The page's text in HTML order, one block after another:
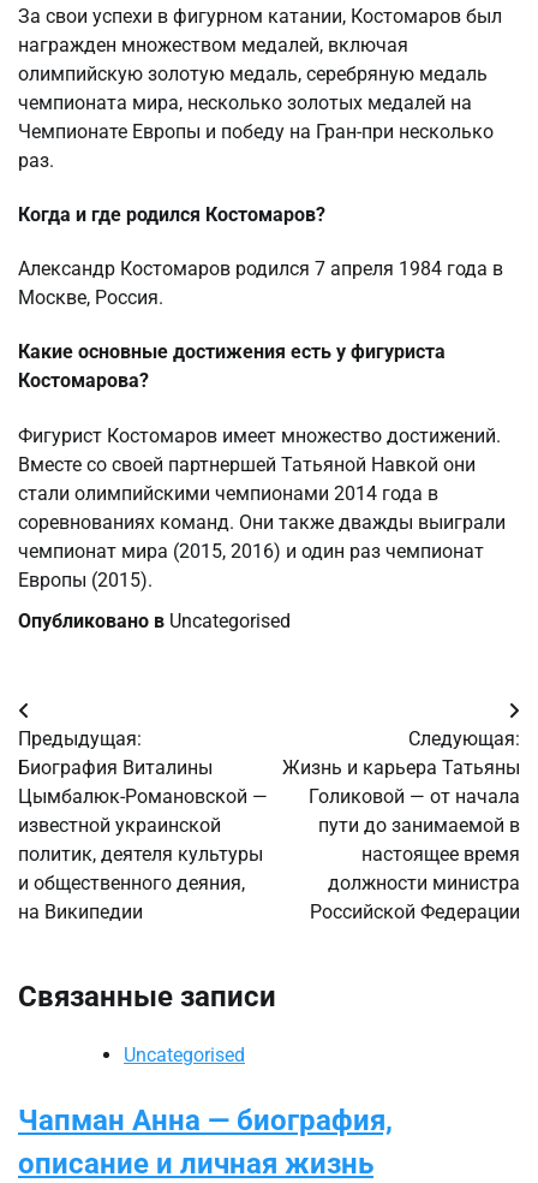
За свои успехи в фигурном катании, Костомаров был
награжден множеством медалей, включая
олимпийскую золотую медаль, серебряную медаль
чемпионата мира, несколько золотых медалей на
Чемпионате Европы и победу на Гран-при несколько
раз.
Когда и где родился Костомаров?
Александр Костомаров родился 7 апреля 1984 года в
Москве, Россия.
Какие основные достижения есть у фигуриста
Костомарова?
Фигурист Костомаров имеет множество достижений.
Вместе со своей партнершей Татьяной Навкой они
стали олимпийскими чемпионами 2014 года в
соревнованиях команд. Они также дважды выиграли
чемпионат мира (2015, 2016) и один раз чемпионат
Европы (2015).
Опубликовано в Uncategorised
Навигация
по
записям
Предыдущая:
Биография Виталины
Цымбалюк-Романовской —
известной украинской
политик, деятеля культуры
и общественного деяния,
на Википедии
Следующая:
Жизнь и карьера Татьяны
Голиковой — от начала
пути до занимаемой в
настоящее время
должности министра
Российской Федерации
Связанные записи
Uncategorised
Чапман Анна — биография,
описание и личная жизнь